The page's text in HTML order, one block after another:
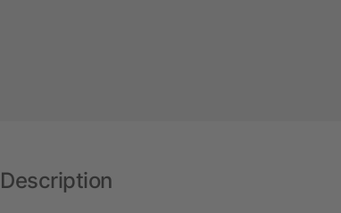
Description